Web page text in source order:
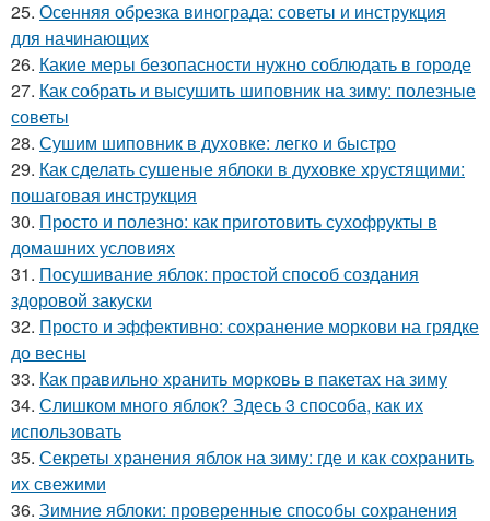
25. Осенняя обрезка винограда: советы и инструкция
для начинающих
26. Какие меры безопасности нужно соблюдать в городе
27. Как собрать и высушить шиповник на зиму: полезные
советы
28. Сушим шиповник в духовке: легко и быстро
29. Как сделать сушеные яблоки в духовке хрустящими:
пошаговая инструкция
30. Просто и полезно: как приготовить сухофрукты в
домашних условиях
31. Посушивание яблок: простой способ создания
здоровой закуски
32. Просто и эффективно: сохранение моркови на грядке
до весны
33. Как правильно хранить морковь в пакетах на зиму
34. Слишком много яблок? Здесь 3 способа, как их
использовать
35. Секреты хранения яблок на зиму: где и как сохранить
их свежими
36. Зимние яблоки: проверенные способы сохранения